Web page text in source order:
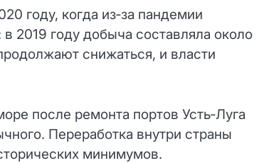
году, когда из‑за пандемии
2019 году добыча составляла около
снижаться, и власти
после ремонта портов Усть‑Луга
Переработка внутри страны
минимумов.